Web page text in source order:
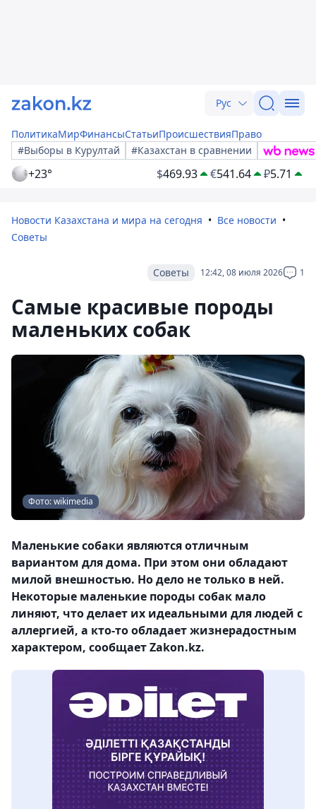
Рус
ПолитикаМирФинансыСтатьиПроисшествияПраво
#Выборы в Курултай
#Казахстан в сравнении
+23° $469.93 €541.64 ₽5.71
Новости Казахстана и мира на сегодня
Все новости
Советы
12:42, 08 июля 2026 1
Советы
Самые красивые породы
маленьких собак
Фото: wikimedia
Маленькие собаки являются отличным
вариантом для дома. При этом они обладают
милой внешностью. Но дело не только в ней.
Некоторые маленькие породы собак мало
линяют, что делает их идеальными для людей с
аллергией, а кто-то обладает жизнерадостным
характером, сообщает Zakon.kz.